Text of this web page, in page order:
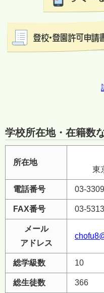
学校所在地・在籍数
所在地
東
電話番号 03-
FAX番号 03-
メール
アドレス
総学級数 10
総生徒数 366